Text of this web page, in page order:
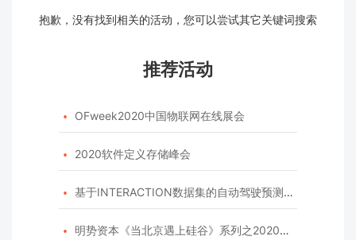
抱歉，没有找到相关的活动，您可以尝试其它关键词搜索
推荐活动
 OFweek2020中国物联网在线展会
 2020软件定义存储峰会
 基于INTERACTION数据集的自动驾驶预测模型挑战赛
 明势资本《当北京遇上硅谷》系列之2020年度开源峰会